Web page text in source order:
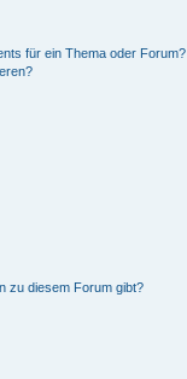
für ein Thema oder Forum?
zu diesem Forum gibt?